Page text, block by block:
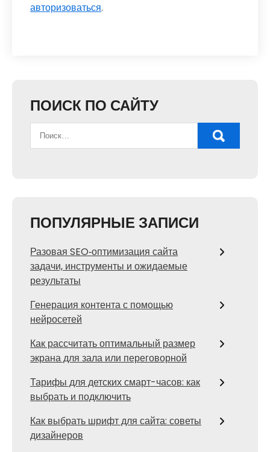
авторизоваться.
ПОИСК ПО САЙТУ
ПОПУЛЯРНЫЕ ЗАПИСИ
Разовая SEO‑оптимизация сайта
задачи, инструменты и ожидаемые
результаты
Генерация контента с помощью
нейросетей
Как рассчитать оптимальный размер
экрана для зала или переговорной
Тарифы для детских смарт-часов: как
выбрать и подключить
Как выбрать шрифт для сайта: советы
дизайнеров